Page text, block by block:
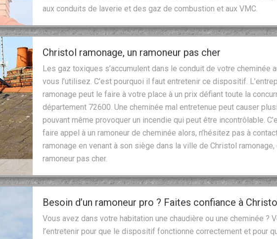
aux conduits de laverie et des gaz de combustion et aux VMC.
Christol ramonage, un ramoneur pas cher
Les gaz toxiques s’accumulent dans le conduit de votre cheminée
vous l’utilisez. C’est pourquoi il faut entretenir ce dispositif.
ramonage peut le faire à votre place à un prix défiant toute la
département 72600. Une cheminée mal entretenue peut causer
pouvant même provoquer un incendie qui peut être incontrôlable.
faire appel à un ramoneur de cheminée alors, n’hésitez pas à
ramonage en venant à son siège dans la ville de Christol ramonage,
ramoneur pas cher.
Besoin d’un ramoneur pro ? Faites confiance à
Vous avez dans votre habitation une chaudière ou une cheminée ?
l’entretenir pour que le dispositif fonctionne correctement et pour